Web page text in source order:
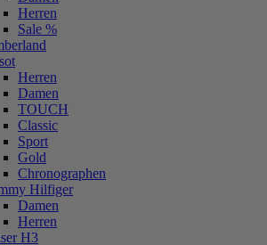
Herren
Sale %
Herren
Damen
TOUCH
Classic
Sport
Gold
Chronographen
Hilfiger
Damen
Herren
H3